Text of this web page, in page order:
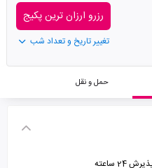
رزرو ارزان ترین پکیج
تغییر تاریخ و تعداد شب
حمل و نقل
24 ساعته